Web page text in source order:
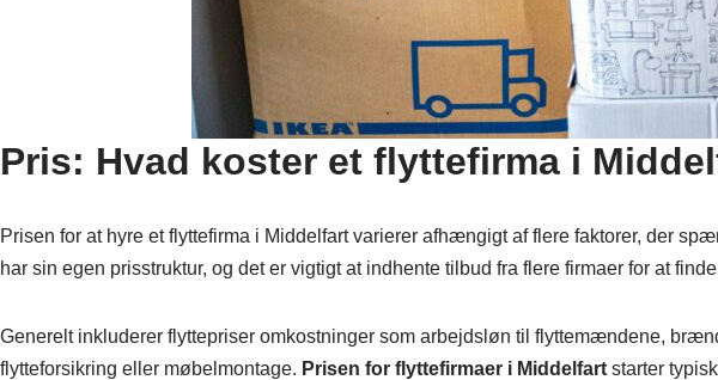
Pris: Hvad koster et flyttefirma i
Prisen for at hyre et flyttefirma i Middelfart varierer afhængigt af flere faktorer, der
har sin egen prisstruktur, og det er vigtigt at indhente tilbud fra flere firmaer for at
Generelt inkluderer flyttepriser omkostninger som arbejdsløn til flyttemændene,
flytteforsikring eller møbelmontage. Prisen for flyttefirmaer i Middelfart starter